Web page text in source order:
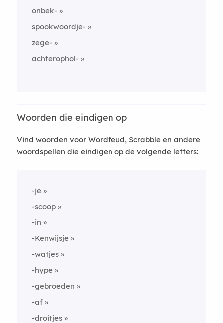
onbek-
spookwoordje-
zege-
achterophol-
Woorden die eindigen op
Vind woorden voor Wordfeud, Scrabble en andere
woordspellen die eindigen op de volgende letters:
-je
-scoop
-in
-Kenwijsje
-watjes
-hype
-gebroeden
-af
-droitjes